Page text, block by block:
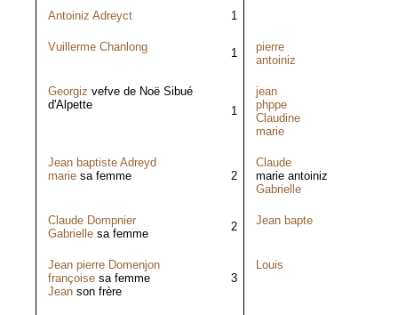
Antoiniz Adreyct 1
Vuillerme Chanlong 1
pierre
antoiniz
Georgiz vefve de Noë Sibué
d'Alpette
1
jean
phppe
Claudine
marie
Jean baptiste Adreyd
marie sa femme 2
Claude
marie antoiniz
Gabrielle
Claude Dompnier
Gabrielle sa femme
2 Jean bapte
Jean pierre Domenjon
françoise sa femme
Jean son frère
3
Louis